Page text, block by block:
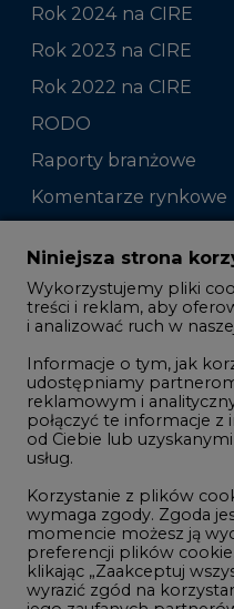
Rok 2024 na CIRE
Rok 2023 na CIRE
Rok 2022 na CIRE
RODO
Raporty branżowe
Komentarze rynkowe
Zmiany kadrowe na
Studio CIRE
Rozmowy o
Gospodarka
Geopolityka
LTE450
Innowacje i AI
Telekomunikacja i IT
Handel emisjami CO2
Niniejsza strona
Wykorzystujemy pliki
treści i reklam, aby
i analizować ruch w
Informacje o tym, jak
udostępniamy
reklamowym i
połączyć te informacje
od Ciebie lub
usług.
Korzystanie z plików
wymaga zgody. Zgoda
momencie możesz ją
preferencji plików
klikając „Zaakceptuj
wyrazić zgód na